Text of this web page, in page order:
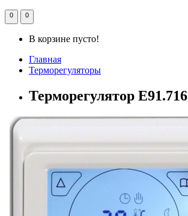
0 0
В корзине пусто!
Главная
Терморегуляторы
Терморегулятор Е91.716